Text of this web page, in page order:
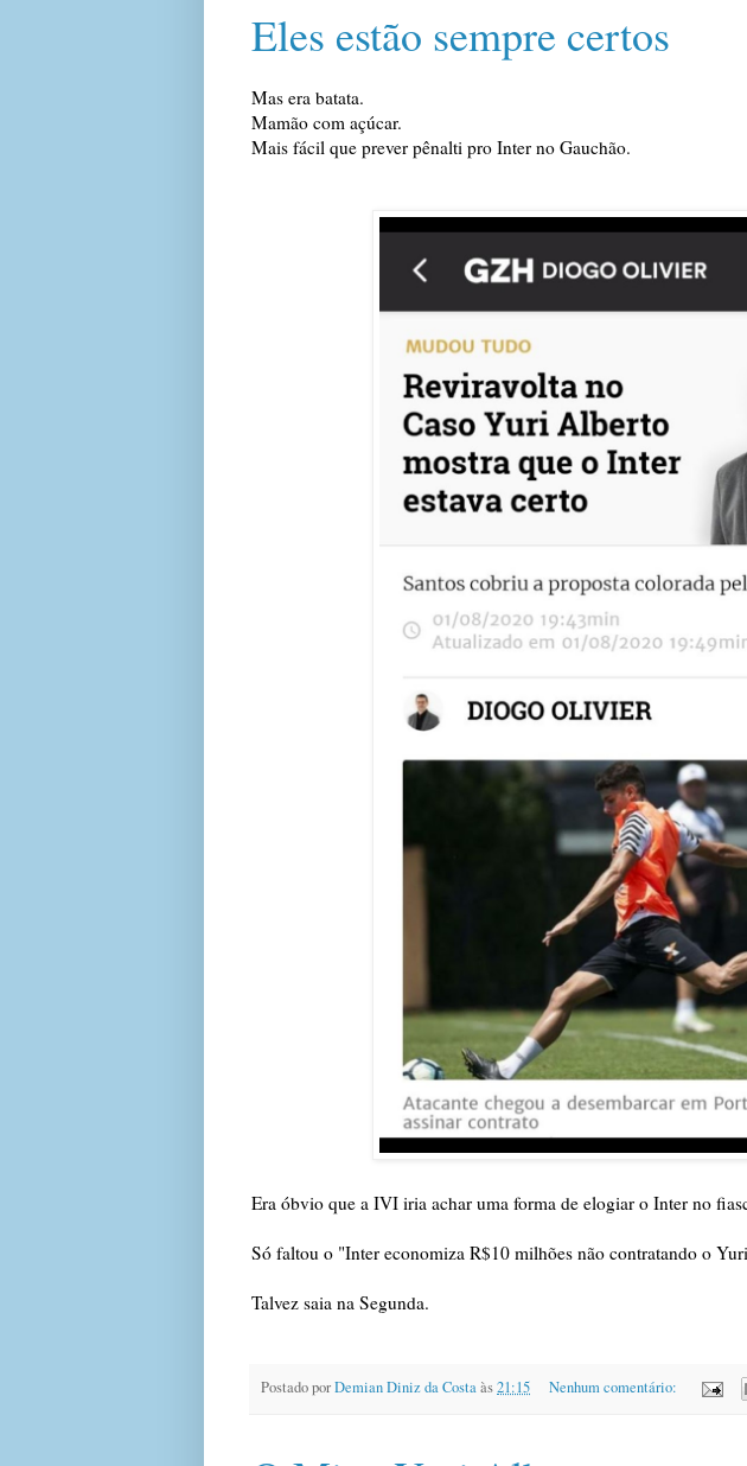
Eles estão sempre certos
Mas era batata.
Mamão com açúcar.
Mais fácil que prever pênalti pro Inter no Gauchão.
Era óbvio que a IVI iria achar uma forma de elogiar o Inter no
Só faltou o "Inter economiza R$10 milhões não contratando o
Talvez saia na Segunda.
Postado porDemian Diniz da Costaàs21:15 Nenhum comentário: